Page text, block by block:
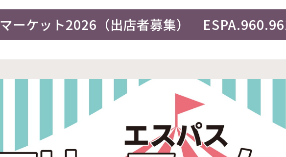
ーケット2026（出店者募集）